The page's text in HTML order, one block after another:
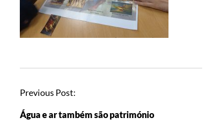
Previous Post:
Água e ar também são património